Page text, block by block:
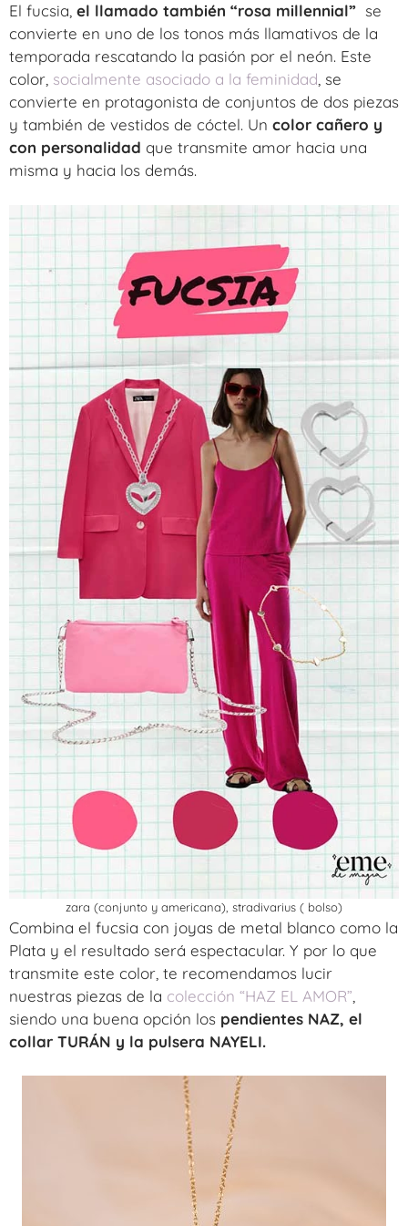
El fucsia, el llamado también “rosa millennial” se
convierte en uno de los tonos más llamativos de la
temporada rescatando la pasión por el neón. Este
color, socialmente asociado a la feminidad, se
convierte en protagonista de conjuntos de dos piezas
y también de vestidos de cóctel. Un color cañero y
con personalidad que transmite amor hacia una
misma y hacia los demás.
zara (conjunto y americana), stradivarius ( bolso)
Combina el fucsia con joyas de metal blanco como la
Plata y el resultado será espectacular. Y por lo que
transmite este color, te recomendamos lucir
nuestras piezas de la colección “HAZ EL AMOR”
siendo una buena opción los pendientes NAZ, el
collar TURÁN y la pulsera NAYELI.